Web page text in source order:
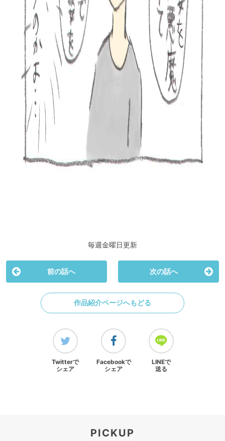
毎週金曜日更新
前の話へ 次の話へ
作品紹介ページへもどる
Twitterで
シェア
Facebookで
シェア
LINEで
送る
PICKUP